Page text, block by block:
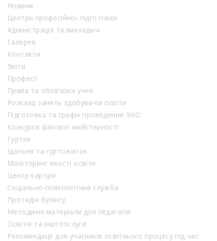
Новини
Центри професійної підготовки
Адміністрація та викладачі
Галерея
Контакти
Звіти
Професії
Права та обов’язки учня
Розклад занять здобувачів освіти
Підготовка та графік проведення ЗНО
Конкурси фахової майстерності
Гуртки
Їдальня та гуртожиток
Моніторинг якості освіти
Центр кар’єри
Соціально-психологічна служба
Протидія булінгу
Методичні матеріали для педагогів
Освітні та інші послуги
Рекомендації для учасників освітнього процесу під час